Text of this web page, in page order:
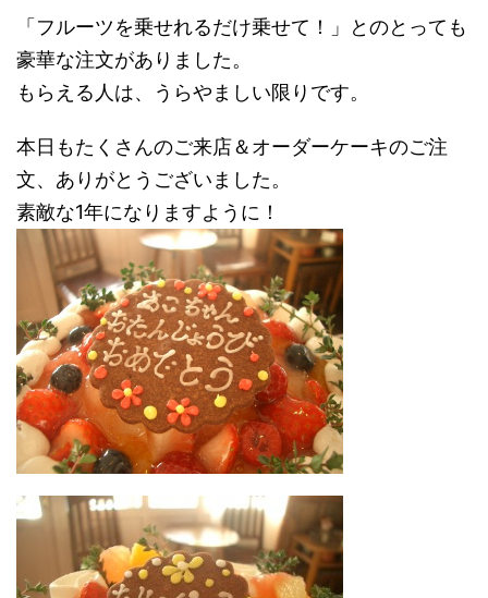
「フルーツを乗せれるだけ乗せて！」とのとっても
豪華な注文がありました。
もらえる人は、うらやましい限りです。
本日もたくさんのご来店＆オーダーケーキのご注
文、ありがとうございました。
素敵な1年になりますように！